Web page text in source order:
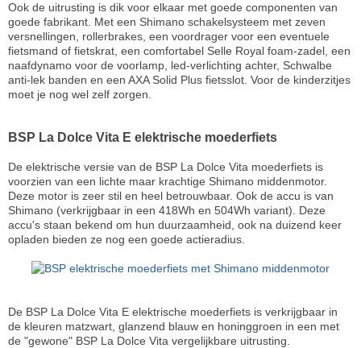
Ook de uitrusting is dik voor elkaar met goede componenten van
goede fabrikant. Met een Shimano schakelsysteem met zeven
versnellingen, rollerbrakes, een voordrager voor een eventuele
fietsmand of fietskrat, een comfortabel Selle Royal foam-zadel, een
naafdynamo voor de voorlamp, led-verlichting achter, Schwalbe
anti-lek banden en een AXA Solid Plus fietsslot. Voor de kinderzitjes
moet je nog wel zelf zorgen.
BSP La Dolce Vita E elektrische moederfiets
De elektrische versie van de BSP La Dolce Vita moederfiets is
voorzien van een lichte maar krachtige Shimano middenmotor.
Deze motor is zeer stil en heel betrouwbaar. Ook de accu is van
Shimano (verkrijgbaar in een 418Wh en 504Wh variant). Deze
accu's staan bekend om hun duurzaamheid, ook na duizend keer
opladen bieden ze nog een goede actieradius.
De BSP La Dolce Vita E elektrische moederfiets is verkrijgbaar in
de kleuren matzwart, glanzend blauw en honinggroen in een met
de "gewone" BSP La Dolce Vita vergelijkbare uitrusting.